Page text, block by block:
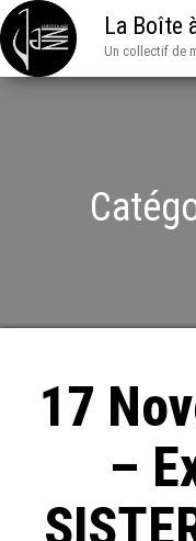
La Boîte
Un collectif de
17
–